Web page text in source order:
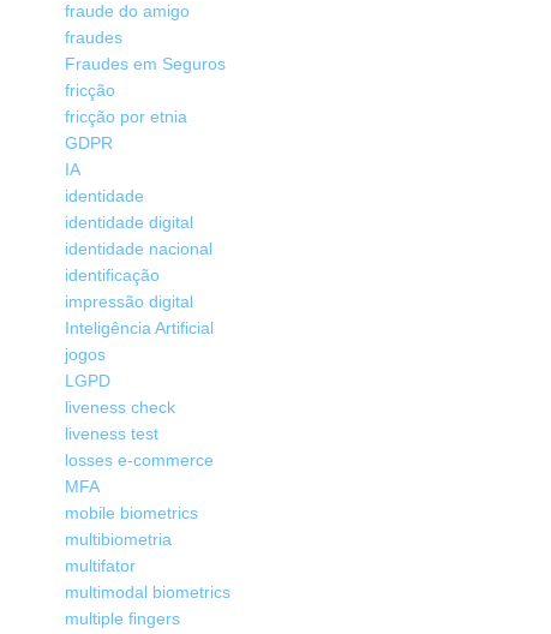
fraude do amigo
fraudes
Fraudes em Seguros
fricção
fricção por etnia
GDPR
IA
identidade
identidade digital
identidade nacional
identificação
impressão digital
Inteligência Artificial
jogos
LGPD
liveness check
liveness test
losses e-commerce
MFA
mobile biometrics
multibiometria
multifator
multimodal biometrics
multiple fingers